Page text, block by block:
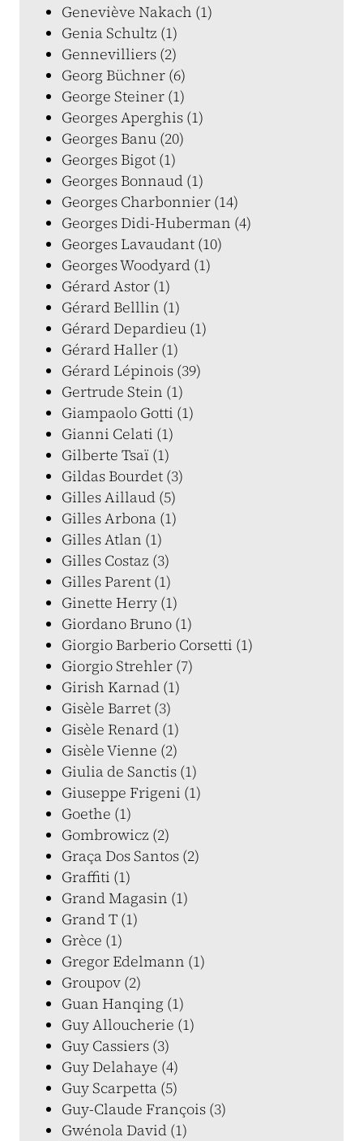
Geneviève Nakach (1)
Genia Schultz (1)
Gennevilliers (2)
Georg Büchner (6)
George Steiner (1)
Georges Aperghis (1)
Georges Banu (20)
Georges Bigot (1)
Georges Bonnaud (1)
Georges Charbonnier (14)
Georges Didi-Huberman (4)
Georges Lavaudant (10)
Georges Woodyard (1)
Gérard Astor (1)
Gérard Belllin (1)
Gérard Depardieu (1)
Gérard Haller (1)
Gérard Lépinois (39)
Gertrude Stein (1)
Giampaolo Gotti (1)
Gianni Celati (1)
Gilberte Tsaï (1)
Gildas Bourdet (3)
Gilles Aillaud (5)
Gilles Arbona (1)
Gilles Atlan (1)
Gilles Costaz (3)
Gilles Parent (1)
Ginette Herry (1)
Giordano Bruno (1)
Giorgio Barberio Corsetti (1)
Giorgio Strehler (7)
Girish Karnad (1)
Gisèle Barret (3)
Gisèle Renard (1)
Gisèle Vienne (2)
Giulia de Sanctis (1)
Giuseppe Frigeni (1)
Goethe (1)
Gombrowicz (2)
Graça Dos Santos (2)
Graffiti (1)
Grand Magasin (1)
Grand T (1)
Grèce (1)
Gregor Edelmann (1)
Groupov (2)
Guan Hanqing (1)
Guy Alloucherie (1)
Guy Cassiers (3)
Guy Delahaye (4)
Guy Scarpetta (5)
Guy-Claude François (3)
Gwénola David (1)